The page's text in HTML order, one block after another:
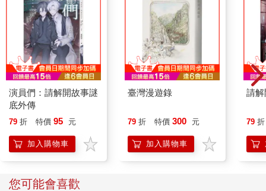
為」，卻忘了「人類是一種不理性的動物」。
事實上，人類很常做出「不理性的行為」。從理性思考，如果不
想變胖，就應該吃健康、清淡的食物，偏偏大家都會選擇重口味
的食物，就算明知會胖也照吃不誤。我們都知道為了將來著想，
應該多存一點錢，卻總是在購物的時候，忍不住添購一些不必要
的東西。
經濟學專門研究人類，卻沒有考慮到人類做出不理性行為的「心
理因素」。
既然經濟學沒有考慮到人類的「心理因素」，那就有必要加入心
理學才行。這兩門學問融合在一起，就成了行為經濟學。至此，
我們終於可以從更全面的角度，來分析「經濟活動中的人類行
為」。
行為經濟學是二十世紀後期才蓬勃發展的一門新學問，有三位諾
貝爾獎得主。
演員們：請解開故事謎
底外傳
79 折 特價 95 元
加入購物車
臺灣漫遊錄
79 折 特價 300 元
加入購物車
請解
79 折
您可能會喜歡